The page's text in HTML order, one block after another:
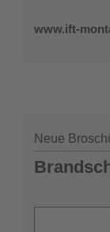
www.ift-
Neue